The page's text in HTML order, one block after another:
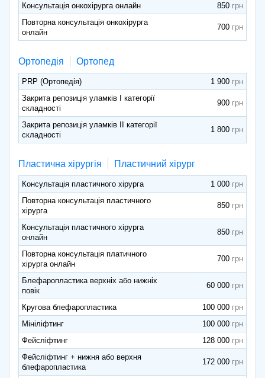
Консультація онкохірурга онлайн
850
Повторна консультація онкохірурга
онлайн
700
Ортопедія Ортопед
PRP (Ортопедія)
1 900
Закрита репозиція уламків І категорії
складності
900
Закрита репозиція уламків II категорії
складності
1 800
Пластична хірургія Пластичний хірург
Консультація пластичного хірурга
1 000
Повторна консультація пластичного
хірурга
850
Консультація пластичного хірурга
онлайн
850
Повторна консультація платичного
хірурга онлайн
700
Блефаропластика верхніх або нижніх
повік
60 000
Кругова блефаропластика
100 000
Мініліфтинг
100 000
Фейсліфтинг
128 000
Фейсліфтинг + нижня або верхня
блефаропластика
172 000